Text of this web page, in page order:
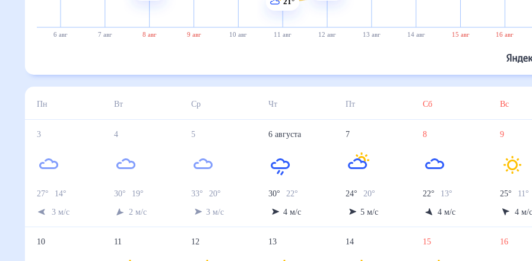
6 авг 7 авг 8 авг 9 авг 10 авг 11 авг 12 авг 13 авг 14 авг 15 авг 16 авг
Пн Вт Ср Чт Пт Сб Вс
3
27° 14°
3 м/с
4
30° 19°
2 м/с
5
33° 20
3 м/с
6 августа
30° 22
4 м/с
7
24° 20
5 м/с
8
22° 13°
4 м/с
9
25° 11°
4 м/
10 11 12 13 14 15 16